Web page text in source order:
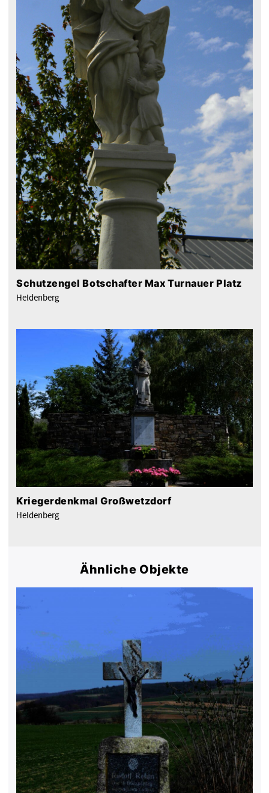
Schutzengel Botschafter Max Turnauer Platz
Heldenberg
Kriegerdenkmal Großwetzdorf
Heldenberg
Ähnliche Objekte